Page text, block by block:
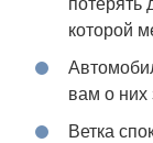
потерять
которой
вам о них
Ветка